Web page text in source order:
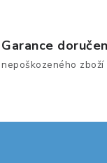
Garance
nepoškozeného zboží